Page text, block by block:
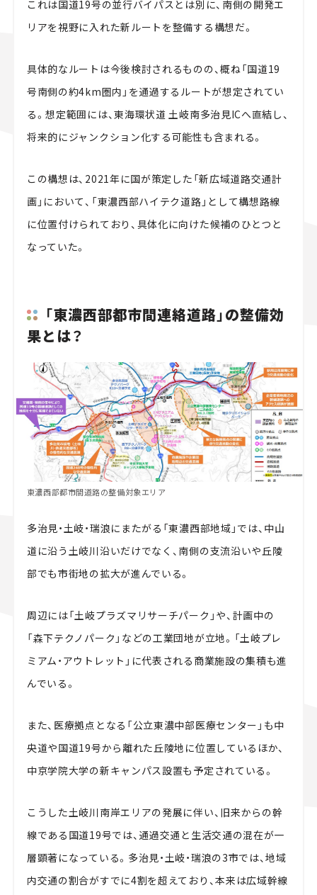
これは国道19号の並行バイパスとは別に、南側の開発エ
リアを視野に入れた新ルートを整備する構想だ。
具体的なルートは今後検討されるものの、概ね「国道19
号南側の約4km圏内」を通過するルートが想定されてい
る。想定範囲には、東海環状道 土岐南多治見ICへ直結し、
将来的にジャンクション化する可能性も含まれる。
この構想は、2021年に国が策定した「新広域道路交通計
画」において、「東濃西部ハイテク道路」として構想路線
に位置付けられており、具体化に向けた候補のひとつと
なっていた。
「東濃西部都市間連絡道路」の整備効
果とは？
東濃西部都市間道路の整備対象エリア
多治見・土岐・瑞浪にまたがる「東濃西部地域」では、中山
道に沿う土岐川沿いだけでなく、南側の支流沿いや丘陵
部でも市街地の拡大が進んでいる。
周辺には「土岐プラズマリサーチパーク」や、計画中の
「森下テクノパーク」などの工業団地が立地。「土岐プレ
ミアム・アウトレット」に代表される商業施設の集積も進
んでいる。
また、医療拠点となる「公立東濃中部医療センター」も中
央道や国道19号から離れた丘陵地に位置しているほか、
中京学院大学の新キャンパス設置も予定されている。
こうした土岐川南岸エリアの発展に伴い、旧来からの幹
線である国道19号では、通過交通と生活交通の混在が一
層顕著になっている。多治見・土岐・瑞浪の3市では、地域
内交通の割合がすでに4割を超えており、本来は広域幹線